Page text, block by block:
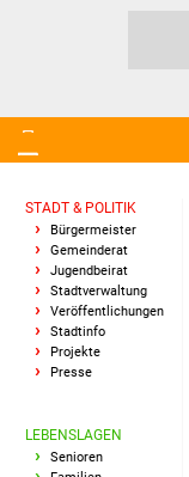
STADT & POLITIK
Bürgermeister
Gemeinderat
Jugendbeirat
Stadtverwaltung
Veröffentlichungen
Stadtinfo
Projekte
Presse
LEBENSLAGEN
Senioren